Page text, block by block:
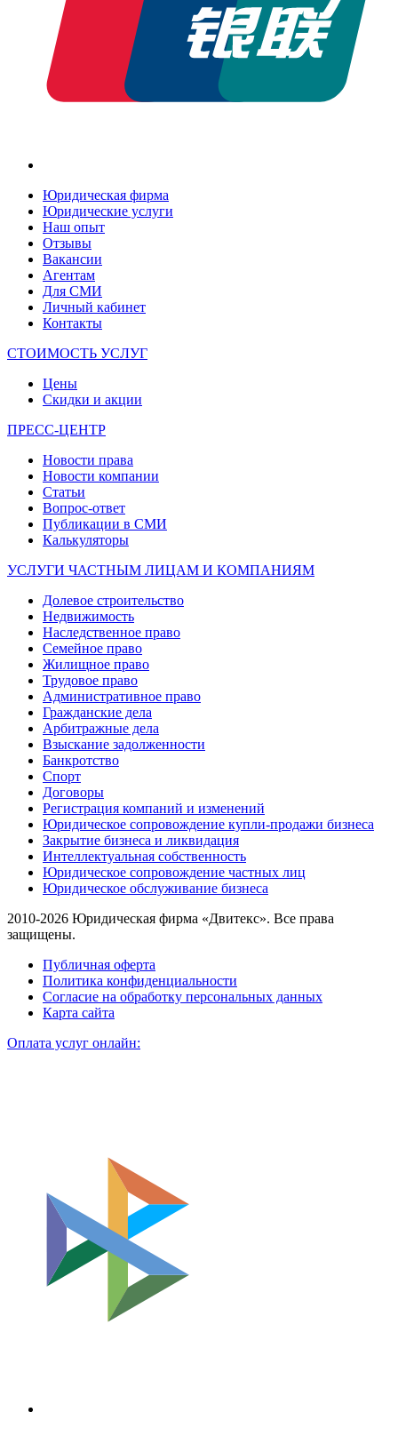
Юридическая фирма
Юридические услуги
Наш опыт
Отзывы
Вакансии
Агентам
Для СМИ
Личный кабинет
Контакты
СТОИМОСТЬ УСЛУГ
Цены
Скидки и акции
ПРЕСС-ЦЕНТР
Новости права
Новости компании
Статьи
Вопрос-ответ
Публикации в СМИ
Калькуляторы
УСЛУГИ ЧАСТНЫМ ЛИЦАМ И КОМПАНИЯМ
Долевое строительство
Недвижимость
Наследственное право
Семейное право
Жилищное право
Трудовое право
Административное право
Гражданские дела
Арбитражные дела
Взыскание задолженности
Банкротство
Спорт
Договоры
Регистрация компаний и изменений
Юридическое сопровождение купли-продажи бизнеса
Закрытие бизнеса и ликвидация
Интеллектуальная собственность
Юридическое сопровождение частных лиц
Юридическое обслуживание бизнеса
2010-2026 Юридическая фирма «Двитекс». Все права
защищены.
Публичная оферта
Политика конфиденциальности
Согласие на обработку персональных данных
Карта сайта
Оплата услуг онлайн: